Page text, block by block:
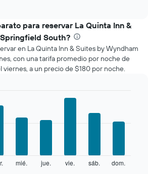
para reservar La Quinta Inn &
South?
en La Quinta Inn & Suites by Wyndham
con una tarifa promedio por noche de
viernes, a un precio de $180 por noche.
mié. jue. vie. sáb. dom.